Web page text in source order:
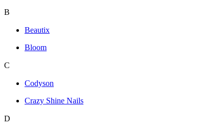
B
Beautix
Bloom
C
Codyson
Crazy Shine Nails
D